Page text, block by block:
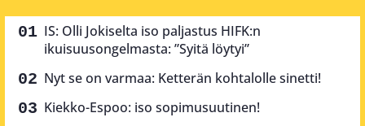
IS: Olli Jokiselta iso paljastus HIFK:n
ikuisuusongelmasta: ”Syitä löytyi”
Nyt se on varmaa: Ketterän kohtalolle sinetti!
Kiekko-Espoo: iso sopimusuutinen!